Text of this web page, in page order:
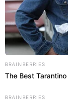
BRAINBERRIES
The Best
BRAINBERRIES